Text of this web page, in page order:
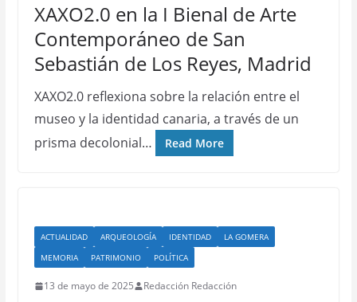
XAXO2.0 en la I Bienal de Arte
Contemporáneo de San
Sebastián de Los Reyes, Madrid
XAXO2.0 reflexiona sobre la relación entre el
museo y la identidad canaria, a través de un
prisma decolonial…
Read More
ACTUALIDAD ARQUEOLOGÍA IDENTIDAD
LA GOMERA
MEMORIA
PATRIMONIO POLÍTICA
13 de mayo de 2025 Redacción Redacción